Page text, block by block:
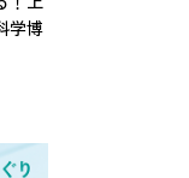
学博